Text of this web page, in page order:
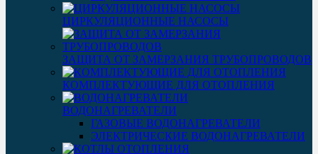
ЦИРКУЛЯЦИОННЫЕ НАСОСЫ
ЗАЩИТА ОТ ЗАМЕРЗАНИЯ ТРУБОПРОВОДОВ
КОМПЛЕКТУЮЩИЕ ДЛЯ ОТОПЛЕНИЯ
ВОДОНАГРЕВАТЕЛИ
ГАЗОВЫЕ ВОДОНАГРЕВАТЕЛИ
ЭЛЕКТРИЧЕСКИЕ ВОДОНАГРЕВАТЕЛИ